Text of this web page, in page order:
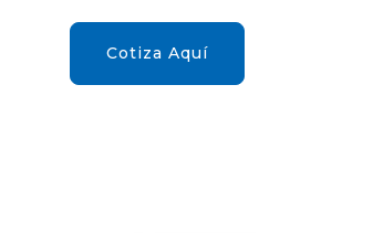
Cotiza Aquí